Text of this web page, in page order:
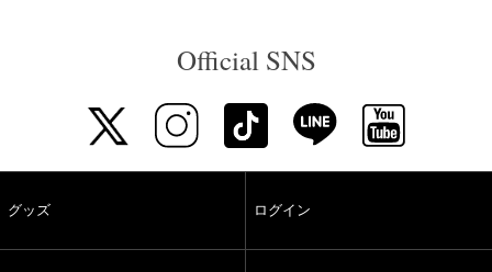
Official SNS
グッズ ログイン